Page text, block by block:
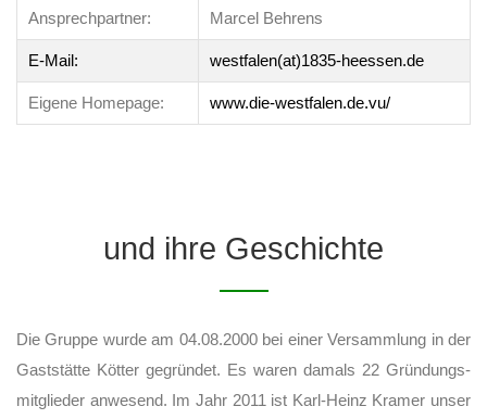
Ansprechpartner: Marcel Behrens
E-Mail: westfalen(at)1835-heessen.de
Eigene Homepage: www.die-westfalen.de.vu/
und ihre Geschichte
Die Gruppe wurde am 04.08.2000 bei einer Versammlung in der
Gaststätte Kötter gegründet. Es waren damals 22 Gründungs-
mitglieder anwesend. Im Jahr 2011 ist Karl-Heinz Kramer unser